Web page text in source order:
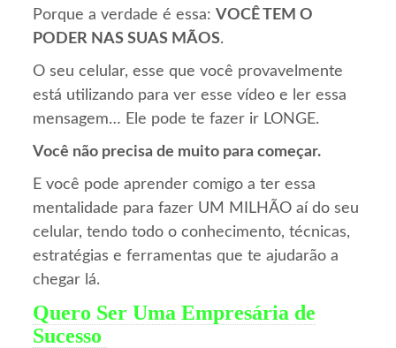
Porque a verdade é essa:VOCÊ TEM O
PODER NAS SUAS MÃOS.
O seu celular, esse que você provavelmente
está utilizando para ver esse vídeo e ler essa
mensagem… Ele pode te fazer ir LONGE.
Você não precisa de muito para começar.
E você pode aprender comigo a ter essa
mentalidade para fazer UM MILHÃO aí do seu
celular, tendo todo o conhecimento, técnicas,
estratégias e ferramentas que te ajudarão a
chegar lá.
Quero Ser Uma Empresária de
Sucesso